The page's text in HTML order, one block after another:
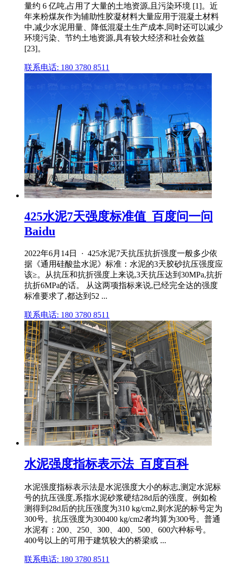
量约 6 亿吨,占用了大量的土地资源,且污染环境 [1]。近
年来粉煤灰作为辅助性胶凝材料大量应用于混凝土材料
中,减少水泥用量、降低混凝土生产成本,同时还可以减少
环境污染、节约土地资源,具有较大经济和社会效益
[23]。
联系电话: 180 3780 8511
425水泥7天强度标准值_百度问一问
Baidu
2022年6月14日 · 425水泥7天抗压抗折强度一般多少依
据《通用硅酸盐水泥》标准：水泥的3天胶砂抗压强度应
该≥。从抗压和抗折强度上来说,3天抗压达到30MPa,抗折
抗折6MPa的话。 从这两项指标来说,已经完全达的强度
标准要求了,都达到52 ...
联系电话: 180 3780 8511
水泥强度指标表示法_百度百科
水泥强度指标表示法是水泥强度大小的标志,测定水泥标
号的抗压强度,系指水泥砂浆硬结28d后的强度。例如检
测得到28d后的抗压强度为310 kg/cm2,则水泥的标号定为
300号。抗压强度为300400 kg/cm2者均算为300号。普通
水泥有：200、250、300、400、500、600六种标号。
400号以上的可用于建筑较大的桥梁或 ...
联系电话: 180 3780 8511